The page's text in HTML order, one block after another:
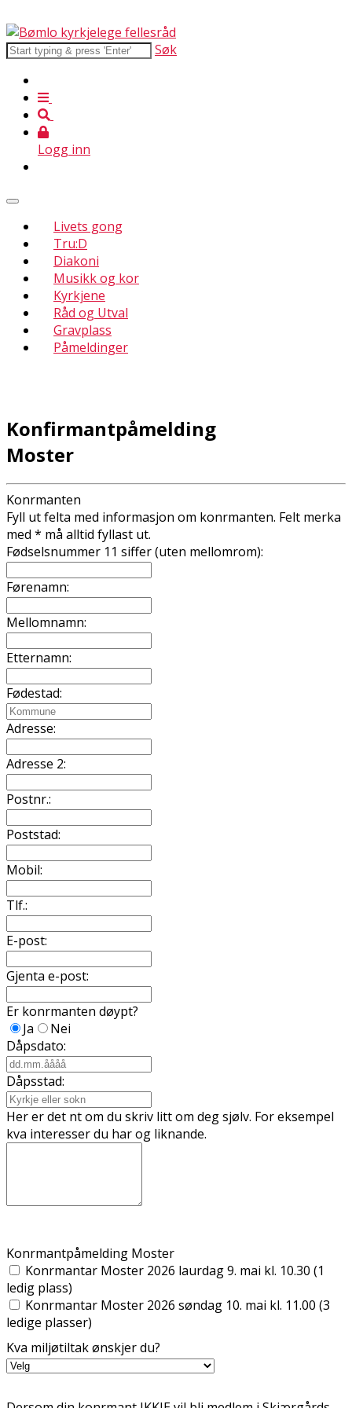
Søk
Logg inn
Livets gong
Tru:D
Diakoni
Musikk og kor
Kyrkjene
Råd og Utval
Gravplass
Påmeldinger
Konfirmantpåmelding
Moster
Konfirmanten
Fyll ut felta med informasjon om konfirmanten. Felt merka
med * må alltid fyllast ut.
Fødselsnummer 11 siffer (uten mellomrom):
Førenamn:
Mellomnamn:
Etternamn:
Fødestad:
Adresse:
Adresse 2:
Postnr.:
Poststad:
Mobil:
Tlf.:
E-post:
Gjenta e-post:
Er konfirmanten døypt?
Ja
Nei
Dåpsdato:
Dåpsstad:
Her er det fint om du skriv litt om deg sjølv. For eksempel
kva interesser du har og liknande.
Konfirmantpåmelding Moster
Konfirmantar Moster 2026 laurdag 9. mai kl. 10.30 (1
ledig plass)
Konfirmantar Moster 2026 søndag 10. mai kl. 11.00 (3
ledige plasser)
Kva miljøtiltak ønskjer du?